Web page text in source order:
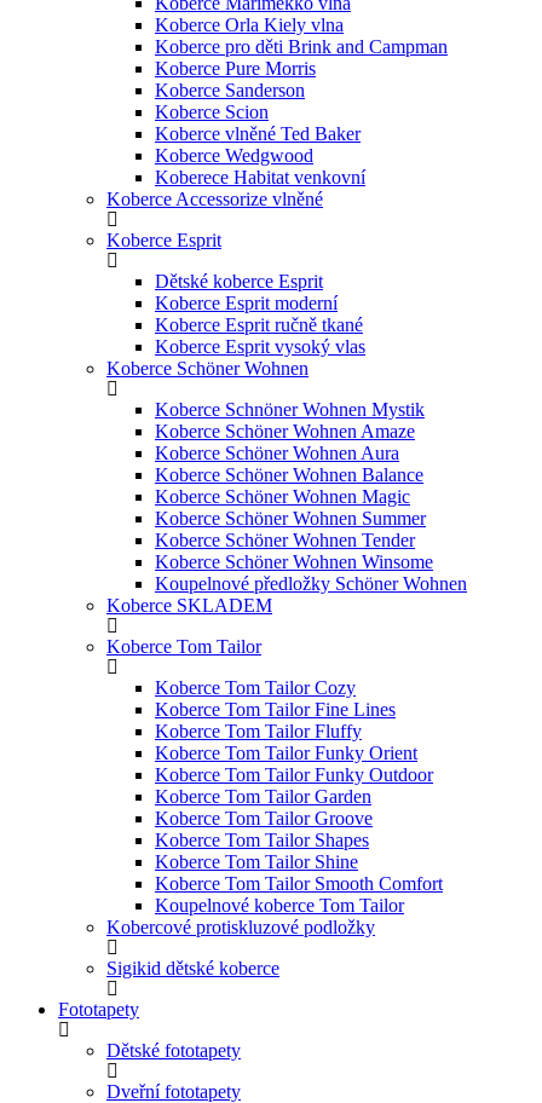
Koberce Orla Kiely vlna
Koberce pro děti Brink and Campman
Koberce Pure Morris
Koberce Sanderson
Koberce Scion
Koberce vlněné Ted Baker
Koberce Wedgwood
Koberece Habitat venkovní
Koberce Accessorize vlněné
Koberce Esprit
Dětské koberce Esprit
Koberce Esprit moderní
Koberce Esprit ručně tkané
Koberce Esprit vysoký vlas
Koberce Schöner Wohnen
Koberce Schnöner Wohnen Mystik
Koberce Schöner Wohnen Amaze
Koberce Schöner Wohnen Aura
Koberce Schöner Wohnen Balance
Koberce Schöner Wohnen Magic
Koberce Schöner Wohnen Summer
Koberce Schöner Wohnen Tender
Koberce Schöner Wohnen Winsome
Koupelnové předložky Schöner Wohnen
Koberce SKLADEM
Koberce Tom Tailor
Koberce Tom Tailor Cozy
Koberce Tom Tailor Fine Lines
Koberce Tom Tailor Fluffy
Koberce Tom Tailor Funky Orient
Koberce Tom Tailor Funky Outdoor
Koberce Tom Tailor Garden
Koberce Tom Tailor Groove
Koberce Tom Tailor Shapes
Koberce Tom Tailor Shine
Koberce Tom Tailor Smooth Comfort
Koupelnové koberce Tom Tailor
Kobercové protiskluzové podložky
Sigikid dětské koberce
Fototapety
Dětské fototapety
Dveřní fototapety